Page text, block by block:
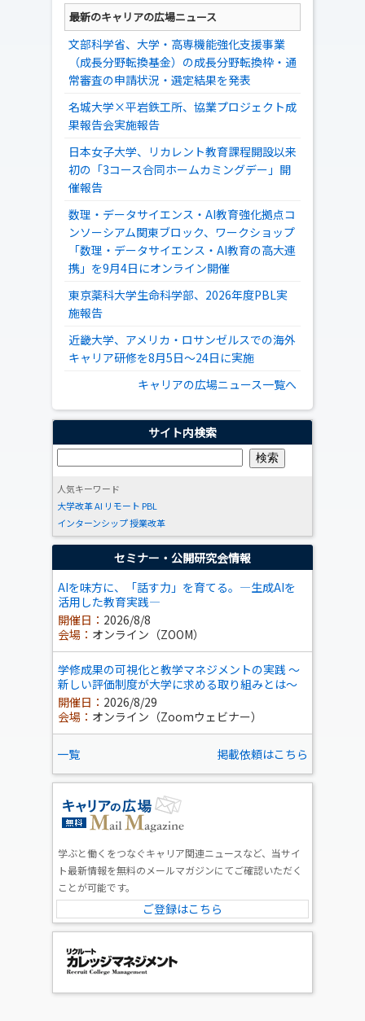
最新のキャリアの広場ニュース
文部科学省、大学・高専機能強化支援事業
（成長分野転換基金）の成長分野転換枠・通
常審査の申請状況・選定結果を発表
名城大学×平岩鉄工所、協業プロジェクト成
果報告会実施報告
日本女子大学、リカレント教育課程開設以来
初の「3コース合同ホームカミングデー」開
催報告
数理・データサイエンス・AI教育強化拠点コ
ンソーシアム関東ブロック、ワークショップ
「数理・データサイエンス・AI教育の高大連
携」を9月4日にオンライン開催
東京薬科大学生命科学部、2026年度PBL実
施報告
近畿大学、アメリカ・ロサンゼルスでの海外
キャリア研修を8月5日～24日に実施
キャリアの広場ニュース一覧へ
サイト内検索
人気キーワード
大学改革AI リモート PBL
インターンシップ授業改革
セミナー・公開研究会情報
AIを味方に、「話す力」を育てる。―生成AIを
活用した教育実践―
開催日： 2026/8/8
会場： オンライン（ZOOM）
学修成果の可視化と教学マネジメントの実践 ～
新しい評価制度が大学に求める取り組みとは～
開催日： 2026/8/29
会場： オンライン（Zoomウェビナー）
一覧 掲載依頼はこちら
学ぶと働くをつなぐキャリア関連ニュースなど、当サイ
ト最新情報を無料のメールマガジンにてご確認いただく
ことが可能です。
ご登録はこちら